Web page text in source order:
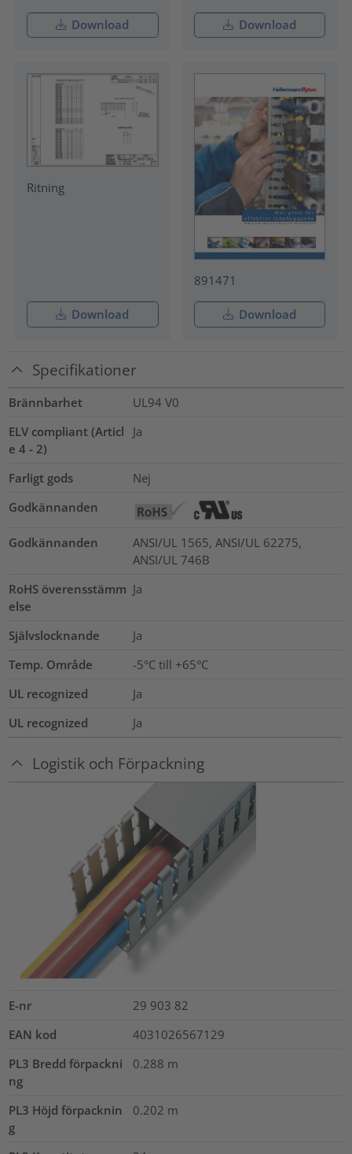
Download Download
Ritning
Download
891471
Download
Specifikationer
Brännbarhet
UL94 V0
ELV compliant (Articl
e 4 - 2)
Ja
Farligt gods
Nej
Godkännanden
Godkännanden
ANSI/UL 1565, ANSI/UL 62275,
ANSI/UL 746B
RoHS överensstämm
else
Ja
Självslocknande
Ja
Temp. Område
-5°C till +65°C
UL recognized
Ja
UL recognized
Ja
Logistik och Förpackning
E-nr
29 903 82
EAN kod
4031026567129
PL3 Bredd förpackni
ng
0.288 m
PL3 Höjd förpacknin
g
0.202 m